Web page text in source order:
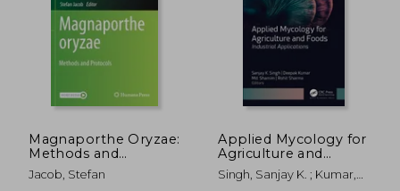
Magnaporthe Oryzae:
Methods and
Protocols (en Inglés)
Jacob, Stefan
Applied Mycology for
Agriculture and
Foods: Industrial
Applications (en
Singh, Sanjay K. ; Kumar,